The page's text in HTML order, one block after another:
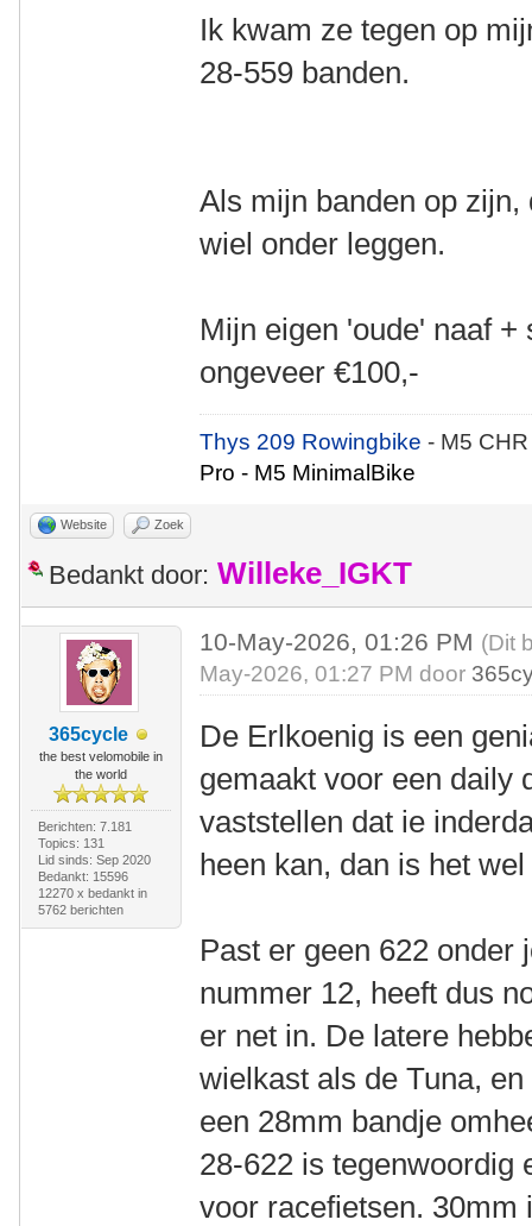
Ik kwam ze tegen op
28-559 banden.
Als mijn banden op
wiel onder leggen.
Mijn eigen 'oude' naaf
ongeveer €100,-
Thys 209 Rowingbike- M5
Pro - M5 MinimalBike
Website Zoek
Bedankt door: Willeke_IGKT
365cycle
the best velomobile in
the world
Berichten: 7.181
Topics: 131
Lid sinds: Sep 2020
Bedankt: 15596
12270 x bedankt in
5762 berichten
10-May-2026, 01:26 PM (Dit
May-2026, 01:27 PM door
De Erlkoenig is een
gemaakt voor een daily
vaststellen dat ie
heen kan, dan is het
Past er geen 622 onder
nummer 12, heeft dus
er net in. De latere
wielkast als de Tuna,
een 28mm bandje
28-622 is tegenwoordig
voor racefietsen. 30mm